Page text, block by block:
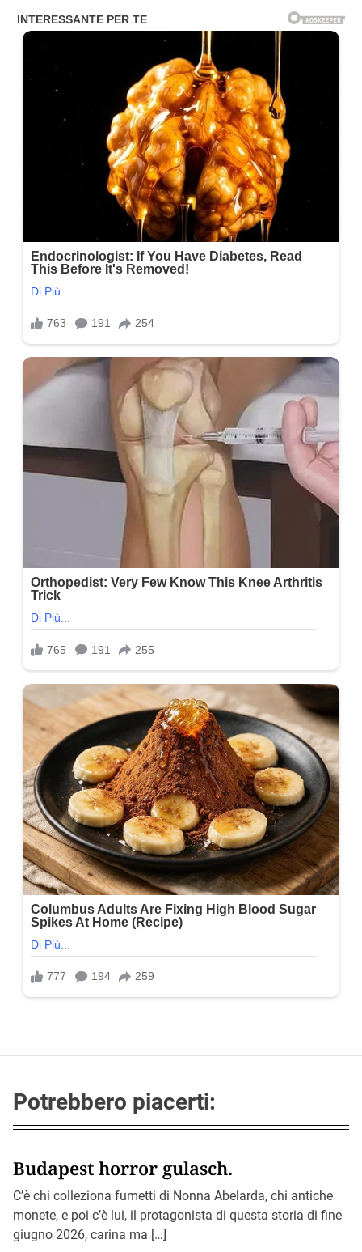
Potrebbero piacerti:
Budapest horror gulasch.
C’è chi colleziona fumetti di Nonna Abelarda, chi antiche
monete, e poi c’è lui, il protagonista di questa storia di fine
giugno 2026, carina ma […]